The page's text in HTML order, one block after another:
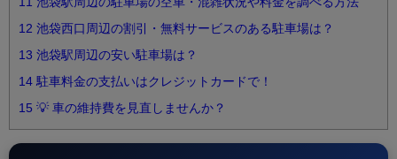
12 池袋西口周辺の割引・無料サービスのある駐車場は？
13 池袋駅周辺の安い駐車場は？
14 駐車料金の支払いはクレジットカードで！
15 💡 車の維持費を見直しませんか？